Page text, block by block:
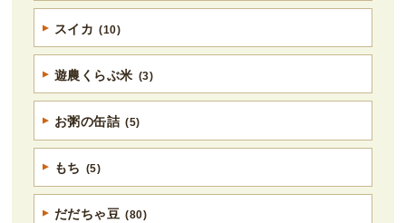
スイカ (10)
遊農くらぶ米 (3)
お粥の缶詰 (5)
もち (5)
だだちゃ豆 (80)